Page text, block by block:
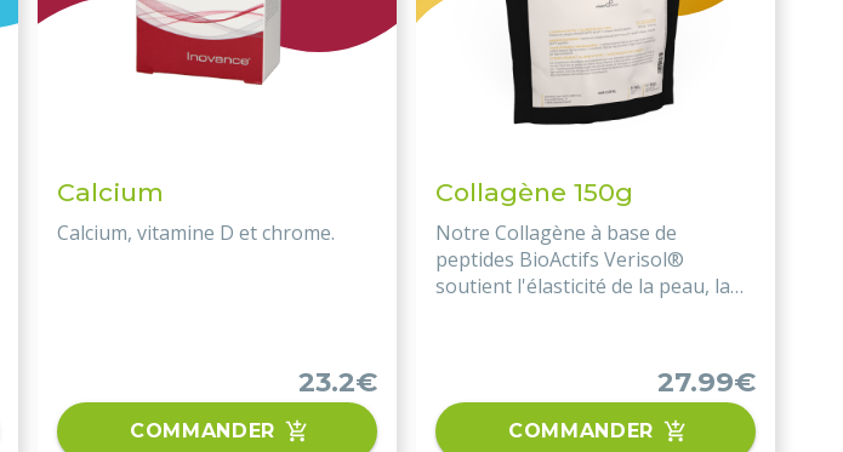
Calcium
Calcium, vitamine D et chrome.
23.2€
COMMANDER
Collagène 150g
Notre Collagène à base de
peptides BioActifs Verisol®
soutient l'élasticité de la peau, la
27.99€
COMMANDER